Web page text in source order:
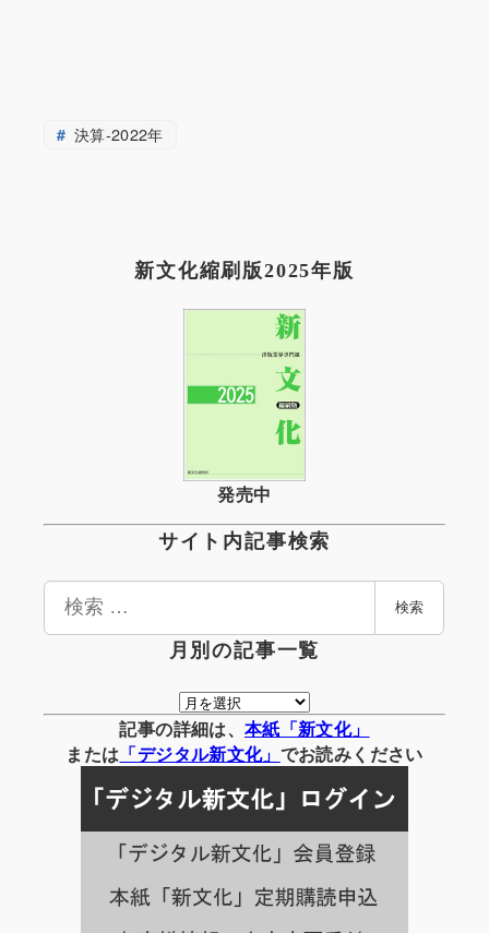
決算-2022年
新文化縮刷版2025年版
発売中
サイト内記事検索
検
検索
月別の記事一覧
月
別
の
事
一
覧
記事の詳細は、 本紙「新文化」
または 「デジタル新文化」 でお読みください